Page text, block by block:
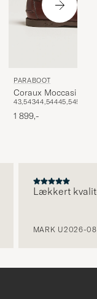
PARABOOT
Coraux Moccasin
43,54344,54445,545
1 899,-
Lækkert
MARK U2026-